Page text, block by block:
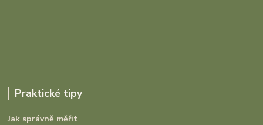
Praktické tipy
Jak správně měřit